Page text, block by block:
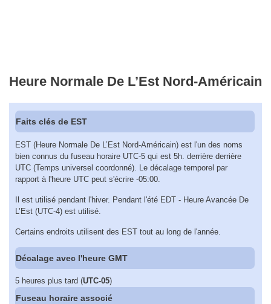
Heure Normale De L’Est Nord-Américain
Faits clés de EST
EST (Heure Normale De L’Est Nord-Américain) est l'un des noms
bien connus du fuseau horaire UTC-5 qui est 5h. derrière derrière
UTC (Temps universel coordonné). Le décalage temporel par
rapport à l'heure UTC peut s'écrire -05:00.
Il est utilisé pendant l'hiver. Pendant l'été EDT - Heure Avancée De
L’Est (UTC-4) est utilisé.
Certains endroits utilisent des EST tout au long de l'année.
Décalage avec l'heure GMT
5 heures plus tard (UTC-05)
Fuseau horaire associé